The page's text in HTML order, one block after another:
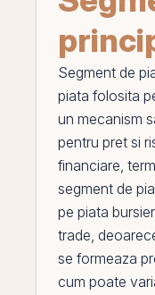
Segment de
piata folosita
un mecanism
pentru pret si
financiare,
segment de
pe piata
trade,
se formeaza
cum poate